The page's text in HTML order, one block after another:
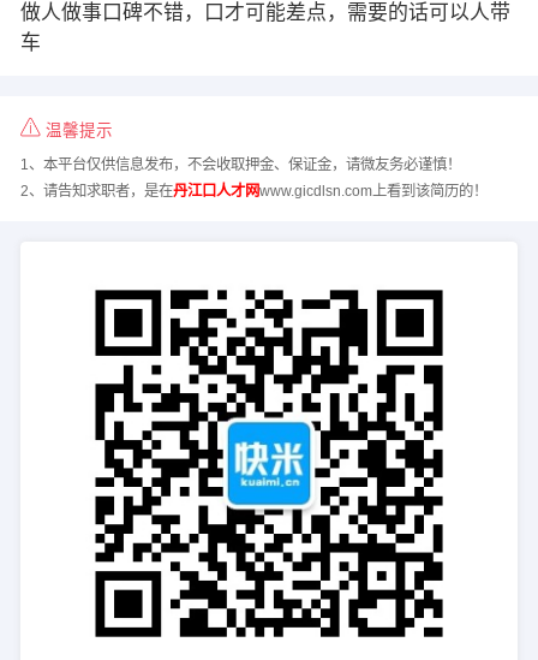
做人做事口碑不错，口才可能差点，需要的话可以人带
车
温馨提示
1、本平台仅供信息发布，不会收取押金、保证金，请微友务必谨慎！
2、请告知求职者，是在丹江口人才网www.gicdlsn.com上看到该简历的！